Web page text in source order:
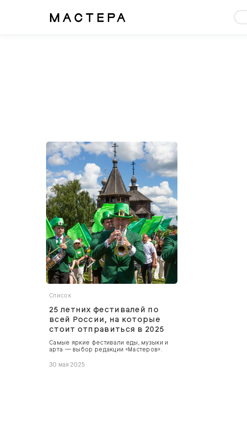
Список
25 летних фестивалей по
всей России, на которые
стоит отправиться в 2025
Самые яркие фестивали еды, музыки и
арта — выбор редакции «Мастеров».
30 мая 2025